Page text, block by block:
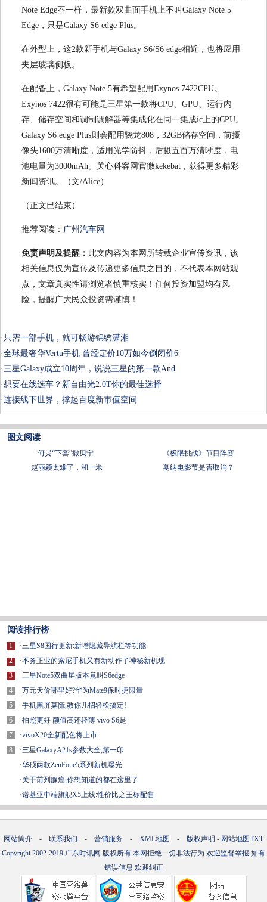
Note Edge不一样，最新款双曲面手机上不叫Galaxy Note 5
Edge，只是Galaxy S6 edge Plus。
在外型上，这2款新手机与Galaxy S6/S6 edge相近，也将应用
夹层玻璃侧板。
在配备上，Galaxy Note 5有希望配用Exynos 7422CPU。
Exynos 7422很有可能是三星第一款将CPU、GPU、运行内
存、储存空间和调制调解器等集成化在同一集成ic上的CPU。
Galaxy S6 edge Plus则会配用骁龙808，32GB储存空间，前摄
像头1600万清晰度，适用光学防抖，后摄五百万清晰度，电
池电量为3000mAh。关心科客网官微kekebat，获得更多精彩
新闻资讯。（文/Alice）
（正文已结束）
推荐阅读： 广州汽车网
免责声明及提醒： 此文内容为本网所转载企业宣传资讯，该
相关信息仅为宣传及传递更多信息之目的，不代表本网站观
点，文章真实性请浏览者慎重核实！任何投资加盟均有风
险，提醒广大民众投资需谨慎！
· 只需一部手机，就可畅游锦绣潇湘
·全球最奢华Vertu手机 曾经定价10万如今倒闭价6
·三星Galaxy成立10周年，说说三星的第一款And
·想要在线选车？新自由光2.0T你的最佳选择
·连接线下世界，撑起百度新市值空间
图文阅读
何炅“下套”撒贝宁:
《极限挑战》节目阵容
赵丽颖太难了，和一米
戛纳电影节是否取消？
阅读排行榜
1
2
3
4
5
6
7
8
·三星S8国行更新:新增隐藏导航栏等功能
·不务正业的索尼手机又有新动作了神秘新机现
·三星Note5双曲屏版本竟叫S6edge
·万元天价哪里好?华为Mate9保时捷限量
·手机黑屏莫慌,教你几招轻松搞定!
·拍照更好 颜值高还轻薄 vivo S6是
·vivoX20全新配色将上市
·三星GalaxyA21s参数大全,第一印
·华硕两款ZenFone5系列新机曝光
·关于前列腺癌,你想知道的都在这里了
·诺基亚中端旗舰X5上线:性价比之王标配售
网站简介 - 联系我们 - 营销服务 - XML地图 - 版权声明 - 网站地图TXT
Copyright.2002-2019 广东时讯网 版权所有 本网拒绝一切非法行为 欢迎监督举报 如有
错误信息 欢迎纠正